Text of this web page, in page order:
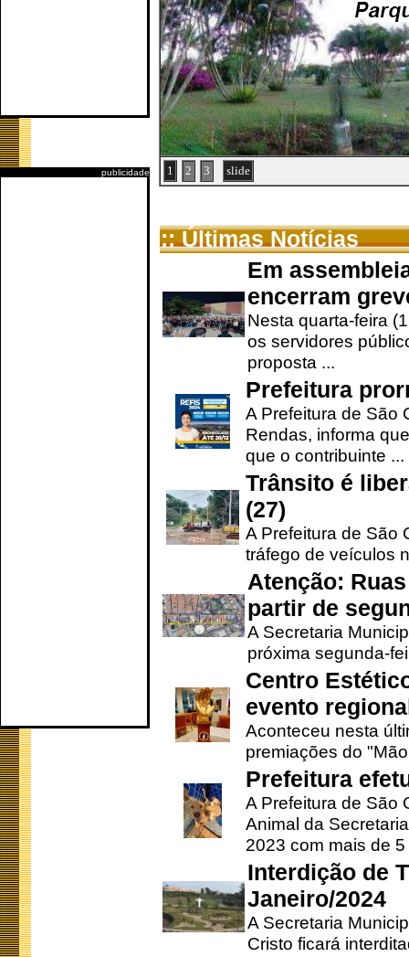
publicidade 1 2 3 slide
:: Últimas Notícias
Em
encerram
Nesta quarta-feira
os servidores
proposta ...
Prefeitura
A Prefeitura de São
Rendas, informa
que o contribuinte ...
Trânsito é
(27)
A Prefeitura de São
tráfego de veículos
Atenção:
partir de
A Secretaria
próxima segunda-
Centro
evento
Aconteceu nesta
premiações do
Prefeitura
A Prefeitura de São
Animal da
2023 com mais de 5
Interdição de
Janeiro/2024
A Secretaria
Cristo ficará